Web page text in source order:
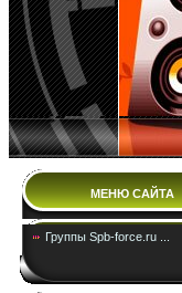
МЕНЮ САЙТА
Группы Spb-force.ru ...